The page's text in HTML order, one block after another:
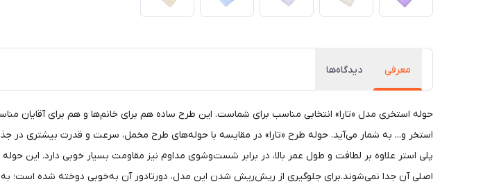
معرفی دیدگاه‌ها
حوله استخری مدل «تارا» انتخابی مناسب برای شماست. این طرح ساده هم برای خانم‌ها و هم برای آقایان
استخر و... به شمار می‌آید. حوله طرح «تارا» در مقایسه با حوله‌های طرح مخمل، سرعت و قدرت بیشتری
پلی استر علاوه بر لطافت و طول عمر بالا، در برابر شست‌و‌شوی مداوم نیز مقاومت بسیار خوبی دارد.
اصلی آن جدا نمی‌شوند.برای جلوگیری از ریش‌ریش شدن این مدل، دورتادور آن به‌خوبی دوخته شده است؛